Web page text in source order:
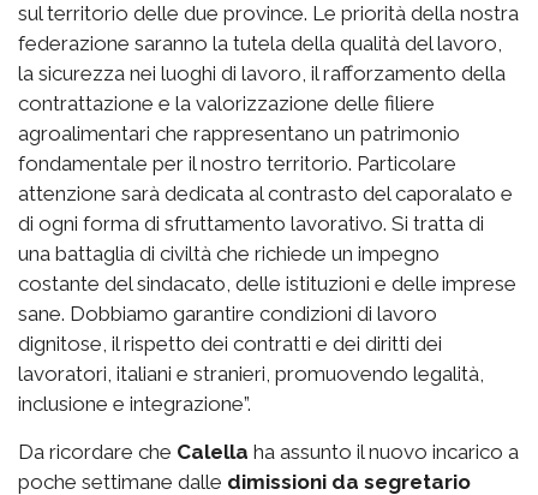
sul territorio delle due province. Le priorità della nostra
federazione saranno la tutela della qualità del lavoro,
la sicurezza nei luoghi di lavoro, il rafforzamento della
contrattazione e la valorizzazione delle filiere
agroalimentari che rappresentano un patrimonio
fondamentale per il nostro territorio. Particolare
attenzione sarà dedicata al contrasto del caporalato e
di ogni forma di sfruttamento lavorativo. Si tratta di
una battaglia di civiltà che richiede un impegno
costante del sindacato, delle istituzioni e delle imprese
sane. Dobbiamo garantire condizioni di lavoro
dignitose, il rispetto dei contratti e dei diritti dei
lavoratori, italiani e stranieri, promuovendo legalità,
inclusione e integrazione”.
Da ricordare che Calella ha assunto il nuovo incarico a
poche settimane dalle dimissioni da segretario